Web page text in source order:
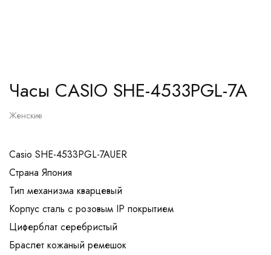
Часы CASIO SHE-4533PGL-7A
Женские
Casio SHE-4533PGL-7AUER
Страна Япония
Тип механизма кварцевый
Корпус сталь с розовым IP покрытием
Циферблат серебристый
Браслет кожаный ремешок